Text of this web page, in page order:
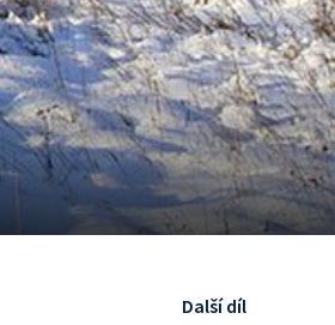
Další díl